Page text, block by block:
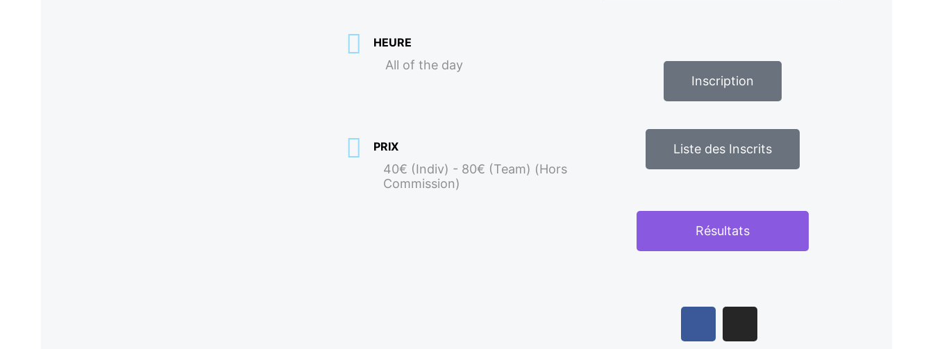
HEURE
All of the day
PRIX
40€ (Indiv) - 80€ (Team) (Hors
Commission)
Inscription
Liste des Inscrits
Résultats